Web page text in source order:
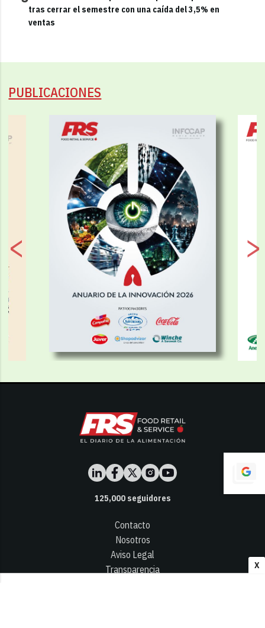
X
tras cerrar el semestre con una caída del 3,5% en
ventas
PUBLICACIONES
125,000seguidores
Contacto
Nosotros
Aviso Legal
Transparencia